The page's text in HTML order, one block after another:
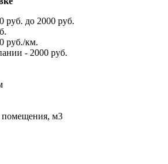
до 2000 руб.
руб./км.
- 2000 руб.
помещения, м3